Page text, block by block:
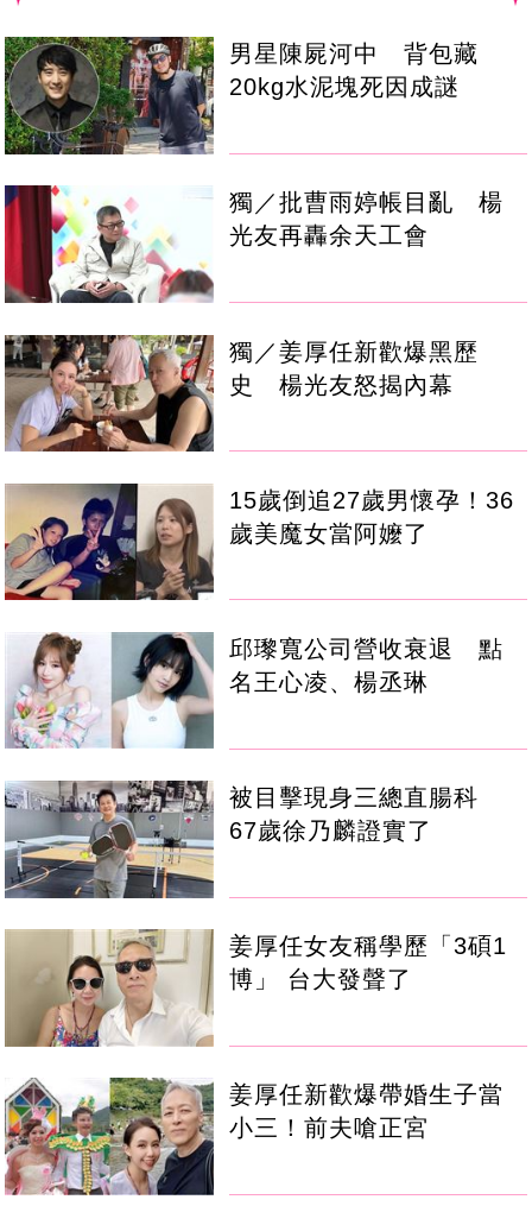
男星陳屍河中 背包藏
20kg水泥塊死因成謎
獨／批曹雨婷帳目亂 楊
光友再轟余天工會
獨／姜厚任新歡爆黑歷
史 楊光友怒揭內幕
15歲倒追27歲男懷孕！36
歲美魔女當阿嬤了
邱瓈寬公司營收衰退 點
名王心凌、楊丞琳
被目擊現身三總直腸科
67歲徐乃麟證實了
姜厚任女友稱學歷「3碩1
博」 台大發聲了
姜厚任新歡爆帶婚生子當
小三！前夫嗆正宮